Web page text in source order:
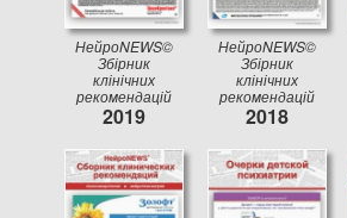
НейроNEWS©
Збірник
клінічних
рекомендацій
2019
НейроNEWS©
Збірник
клінічних
рекомендацій
2018